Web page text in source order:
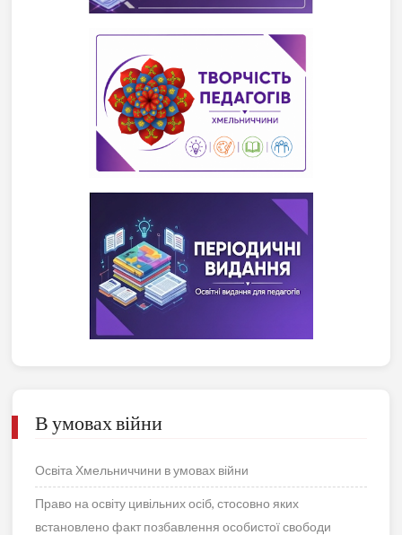
В умовах війни
Освіта Хмельниччини в умовах війни
Право на освіту цивільних осіб, стосовно яких
встановлено факт позбавлення особистої свободи